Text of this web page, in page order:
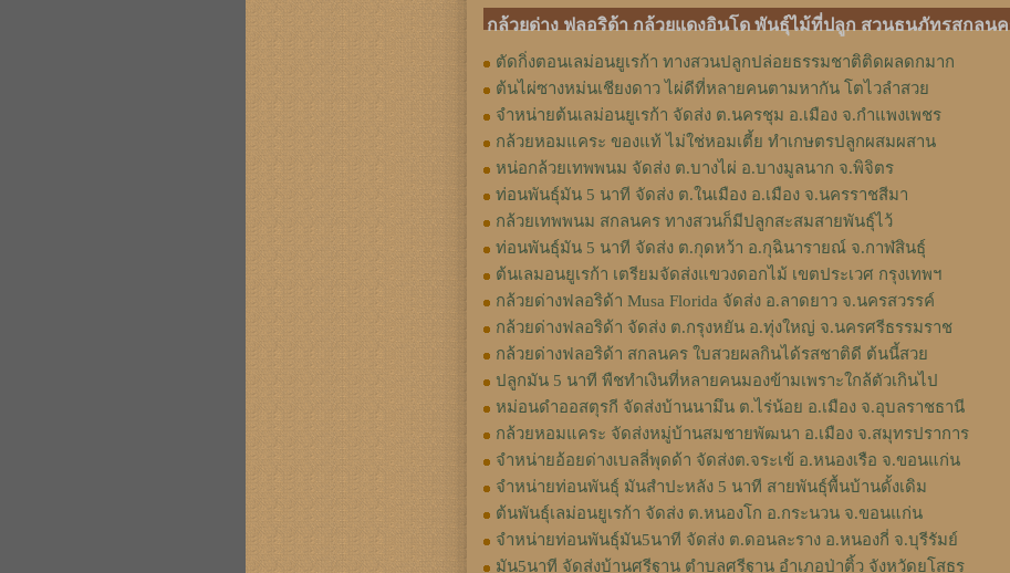
กล้วยด่าง ฟลอริด้า กล้วยแดงอินโด พันธุ์ไม้ที่ปลูก สวนธนภัทรสกลน
ตัดกิ่งตอนเลม่อนยูเรก้า ทางสวนปลูกปล่อยธรรมชาติติดผลดกมาก
ต้นไผ่ซางหม่นเชียงดาว ไผ่ดีที่หลายคนตามหากัน โตไวลำสวย
จำหน่ายต้นเลม่อนยูเรก้า จัดส่ง ต.นครชุม อ.เมือง จ.กําแพงเพชร
กล้วยหอมแคระ ของแท้ ไม่ใช่หอมเตี้ย ทำเกษตรปลูกผสมผสาน
หน่อกล้วยเทพพนม จัดส่ง ต.บางไผ่ อ.บางมูลนาก จ.พิจิตร
ท่อนพันธุ์มัน 5 นาที จัดส่ง ต.ในเมือง อ.เมือง จ.นครราชสีมา
กล้วยเทพพนม สกลนคร ทางสวนก็มีปลูกสะสมสายพันธุ์ไว้
ท่อนพันธุ์มัน 5 นาที จัดส่ง ต.กุดหว้า อ.กุฉินารายณ์ จ.กาฬสินธุ์
ต้นเลมอนยูเรก้า เตรียมจัดส่งแขวงดอกไม้ เขตประเวศ กรุงเทพฯ
กล้วยด่างฟลอริด้า Musa Florida จัดส่ง อ.ลาดยาว จ.นครสวรรค์
กล้วยด่างฟลอริด้า จัดส่ง ต.กรุงหยัน อ.ทุ่งใหญ่ จ.นครศรีธรรมราช
กล้วยด่างฟลอริด้า สกลนคร ใบสวยผลกินได้รสชาติดี ต้นนี้สวย
ปลูกมัน 5 นาที พืชทำเงินที่หลายคนมองข้ามเพราะใกล้ตัวเกินไป
หม่อนดำออสตุรกี จัดส่งบ้านนามึน ต.ไร่น้อย อ.เมือง จ.อุบลราชธานี
กล้วยหอมแคระ จัดส่งหมู่บ้านสมชายพัฒนา อ.เมือง จ.สมุทรปราการ
จำหน่ายอ้อยด่างเบลลี่พุดด้า จัดส่งต.จระเข้ อ.หนองเรือ จ.ขอนแก่น
จำหน่ายท่อนพันธุ์ มันสำปะหลัง 5 นาที สายพันธุ์พื้นบ้านดั้งเดิม
ต้นพันธุ์เลม่อนยูเรก้า จัดส่ง ต.หนองโก อ.กระนวน จ.ขอนแก่น
จำหน่ายท่อนพันธุ์มัน5นาที จัดส่ง ต.ดอนละราง อ.หนองกี่ จ.บุรีรัมย์
มัน5นาที จัดส่งบ้านศรีฐาน ตำบลศรีฐาน อำเภอป่าติ้ว จังหวัดยโสธร